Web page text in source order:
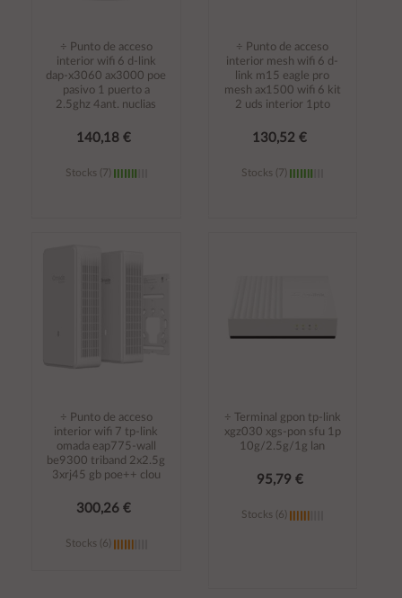
÷ Punto de acceso
interior wifi 6 d-link
dap-x3060 ax3000 poe
pasivo 1 puerto a
2.5ghz 4ant. nuclias
140,18 €
Stocks (7)
÷ Punto de acceso
interior mesh wifi 6 d-
link m15 eagle pro
mesh ax1500 wifi 6 kit
2 uds interior 1pto
130,52 €
Stocks (7)
÷ Punto de acceso
interior wifi 7 tp-link
omada eap775-wall
be9300 triband 2x2.5g
3xrj45 gb poe++ clou
300,26 €
Stocks (6)
÷ Terminal gpon tp-link
xgz030 xgs-pon sfu 1p
10g/2.5g/1g lan
95,79 €
Stocks (6)